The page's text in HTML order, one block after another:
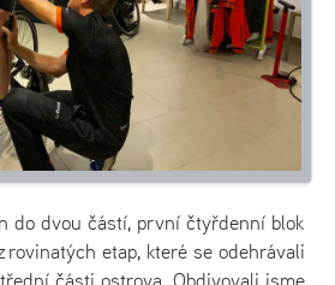
do dvou částí, první čtyřdenní blok
rovinatých etap, které se odehrávali